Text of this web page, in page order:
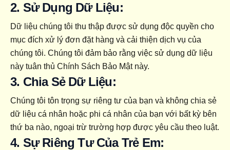
2. Sử Dụng Dữ Liệu:
Dữ liệu chúng tôi thu thập được sử dụng độc quyền cho
mục đích xử lý đơn đặt hàng và cải thiện dịch vụ của
chúng tôi. Chúng tôi đảm bảo rằng việc sử dụng dữ liệu
này tuân thủ Chính Sách Bảo Mật này.
3. Chia Sẻ Dữ Liệu:
Chúng tôi tôn trọng sự riêng tư của bạn và không chia sẻ
dữ liệu cá nhân hoặc phi cá nhân của bạn với bất kỳ bên
thứ ba nào, ngoại trừ trường hợp được yêu cầu theo luật.
4. Sự Riêng Tư Của Trẻ Em: